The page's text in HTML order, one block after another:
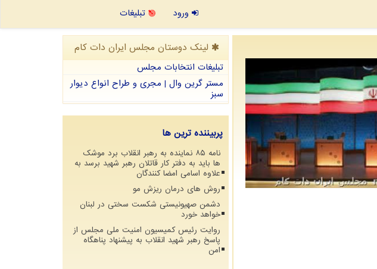
ورود تبلیغات
لینک دوستان مجلس ایران دات كام
تبلیغات انتخابات مجلس
مستر گرین وال | مجری و طراح انواع دیوار
سبز
پربیننده ترین ها
نامه ۸۵ نماینده به رهبر انقلاب برد موشک
ها باید به دفتر کار قاتلان رهبر شهید برسد به
علاوه اسامی امضا کنندگان
روش های درمان ریزش مو
دشمن صهیونیستی شکست سختی در لبنان
خواهد خورد
روایت رئیس کمیسیون امنیت ملی مجلس از
پاسخ رهبر شهید انقلاب به پیشنهاد پناهگاه
امن